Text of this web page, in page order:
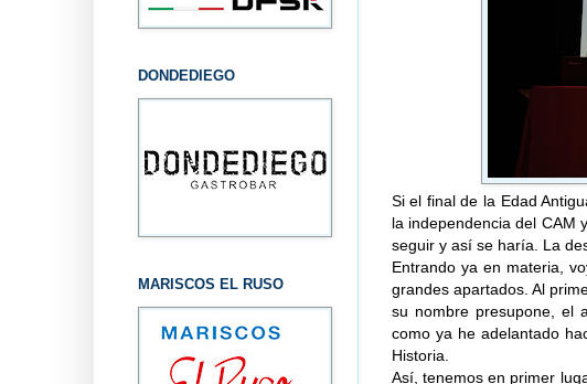
Si el final de la Edad
la independencia del CAM
seguir y así se haría. La
Entrando ya en materia,
grandes apartados. Al
su nombre presupone, el
como ya he adelantado
Historia.
Así, tenemos en primer
DONDEDIEGO
MARISCOS EL RUSO